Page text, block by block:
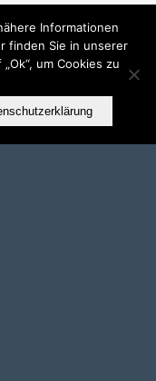
Informationen
finden Sie in unserer
um Cookies zu